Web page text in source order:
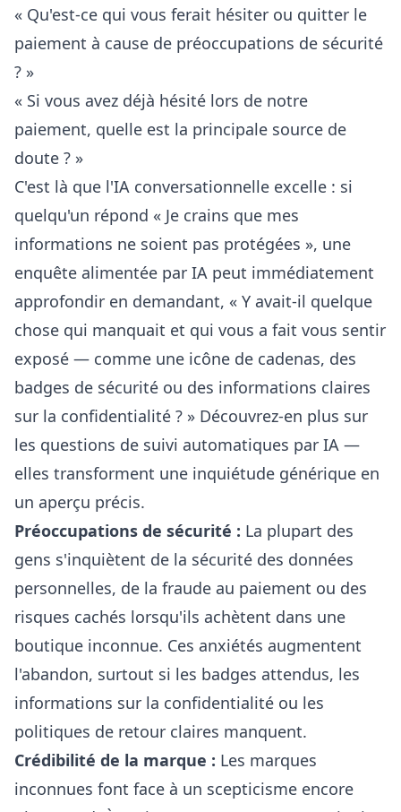
« Qu'est-ce qui vous ferait hésiter ou quitter le
paiement à cause de préoccupations de sécurité
? »
« Si vous avez déjà hésité lors de notre
paiement, quelle est la principale source de
doute ? »
C'est là que l'IA conversationnelle excelle : si
quelqu'un répond « Je crains que mes
informations ne soient pas protégées », une
enquête alimentée par IA peut immédiatement
approfondir en demandant, « Y avait-il quelque
chose qui manquait et qui vous a fait vous sentir
exposé — comme une icône de cadenas, des
badges de sécurité ou des informations claires
sur la confidentialité ? » Découvrez-en plus sur
les questions de suivi automatiques par IA —
elles transforment une inquiétude générique en
un aperçu précis.
Préoccupations de sécurité : La plupart des
gens s'inquiètent de la sécurité des données
personnelles, de la fraude au paiement ou des
risques cachés lorsqu'ils achètent dans une
boutique inconnue. Ces anxiétés augmentent
l'abandon, surtout si les badges attendus, les
informations sur la confidentialité ou les
politiques de retour claires manquent.
Crédibilité de la marque : Les marques
inconnues font face à un scepticisme encore